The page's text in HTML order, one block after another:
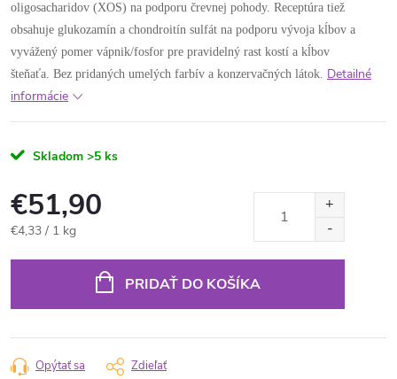
oligosacharidov (XOS) na podporu črevnej pohody. Receptúra ​​tiež
obsahuje glukozamín a chondroitín sulfát na podporu vývoja kĺbov a
vyvážený pomer vápnik/fosfor pre pravidelný rast kostí a kĺbov
šteňaťa. Bez pridaných umelých farbív a konzervačných látok. Detailné
informácie
Skladom >5 ks
€51,90
Jednotková
€4,33 / 1 kg
PRIDAŤ DO KOŠÍKA
Opýtať sa Zdieľať